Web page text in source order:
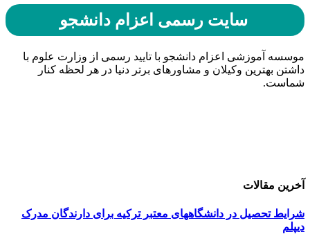
سایت رسمی اعزام دانشجو
موسسه آموزشی اعزام دانشجو با تایید رسمی از وزارت علوم با
داشتن بهترین وکیلان و مشاورهای برتر دنیا در هر لحظه کنار
شماست.
آخرین مقالات
شرایط تحصیل در دانشگاههای معتبر ترکیه برای دارندگان مدرک
دیپلم